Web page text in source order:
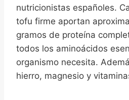
nutricionistas españoles.
tofu firme aportan
gramos de proteína
todos los aminoácidos
organismo necesita.
hierro, magnesio y